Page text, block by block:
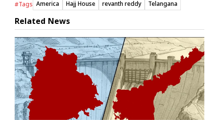
#Tags America Hajj House revanth reddy Telangana
Related News